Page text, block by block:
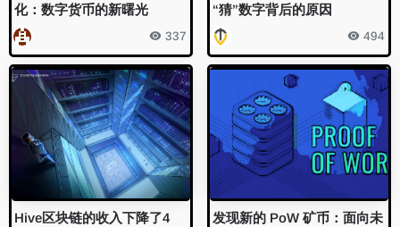
化：数字货币的新曙光
337
“猜”数字背后的原因
494
Hive区块链的收入下降了4
发现新的 PoW 矿币：面向未